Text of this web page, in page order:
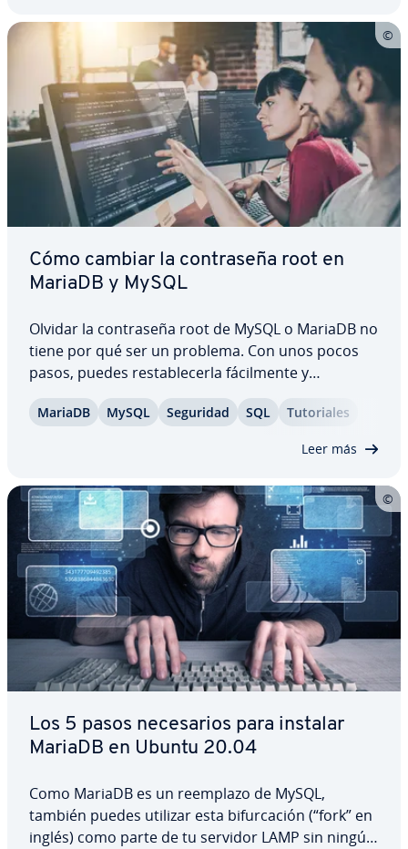
Cómo cambiar la co­n­tra­se­ña root en
MariaDB y MySQL
Olvidar la co­n­tra­se­ña root de MySQL o MariaDB no
tiene por qué ser un problema. Con unos pocos
pasos, puedes re­s­ta­ble­ce­r­la fá­ci­l­me­n­te y
recuperar el acceso a tu base de datos. En esta
guía te mostramos cómo cambiar la co­n­tra­se­ña
MariaDB MySQL Seguridad SQL Tu­to­ria­les
Leer más
Los 5 pasos ne­ce­sa­rios para instalar
MariaDB en Ubuntu 20.04
Como MariaDB es un reemplazo de MySQL,
también puedes utilizar esta bi­fu­r­ca­ción (“fork” en
inglés) como parte de tu servidor LAMP sin ningún